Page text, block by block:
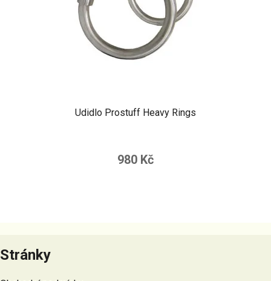
Udidlo Prostuff Heavy Rings
980 Kč
á
p
a
Stránky